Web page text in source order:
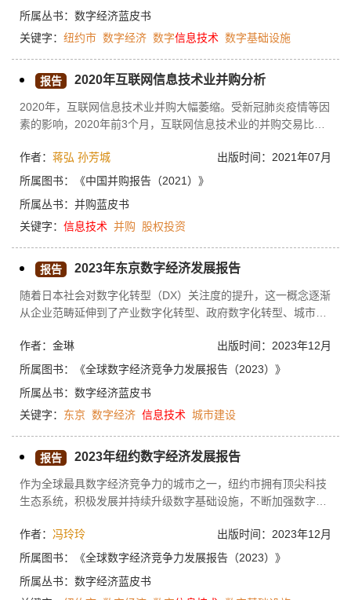
济整体竞争力进行详细分析，最后根据《纽约市人工智能行动计
划》、“新”纽约计划、经济机遇之城计划、City of Yes计划、“包
容性经济之路：青年职业成功行动计划”，总结纽约市数字经济未
来发展趋势。
所属丛书： 数字经济蓝皮书
关键字： 纽约市 数字经济 数字信息技术 数字基础设施
报告 2020年互联网信息技术业并购分析
2020年，互联网信息技术业并购大幅萎缩。受新冠肺炎疫情等因
素的影响，2020年前3个月，互联网信息技术业的并购交易比较
个月，整个行业并购较2019年下降了13.87%。并购活动表现出
交易逐渐活跃、软件与服务业占比最大、单笔并购交易金额较
化收购万锦商贸、国美通讯出售德景电子是行业重要并购案例。
出版时间：2021年07月
作者： 蒋弘 孙芳城
所属图书：
《中国并购报告（2021）》
所属丛书： 并购蓝皮书
关键字： 信息技术 并购 股权投资
报告 2023年东京数字经济发展报告
随着日本社会对数字化转型（DX）关注度的提升，这一概念逐渐
从企业范畴延伸到了产业数字化转型、政府数字化转型、城市数
类场景与数字技术深度结合，用数字化手段促进城市建设和城市
治理。2020年9月，日本内阁明确将数字化转型提升为国家重大
和东京数字服务局。此外，东京都政府每年更新名为“未来东京”
的战略构想将数字化转型与东京城市发展相结合。
出版时间：2023年12月
作者：金琳
所属图书：
《全球数字经济竞争力发展报告（2023）》
所属丛书： 数字经济蓝皮书
关键字： 东京 数字经济 信息技术 城市建设
报告 2023年纽约数字经济发展报告
作为全球最具数字经济竞争力的城市之一，纽约市拥有顶尖科技
生态系统，积极发展并持续升级数字基础设施，不断加强数字技
创企业等数字经济行业的蓬勃发展。本文从数字基础设施发展、
信息行业、ICT制造业、ICT融合行业、独角兽企业等方面介绍了
竞争力以及数字创新竞争力三方面对纽约数字经济整体竞争力进
出版时间：2023年12月
作者： 冯玲玲
所属图书：
《全球数字经济竞争力发展报告（2023）》
所属丛书： 数字经济蓝皮书